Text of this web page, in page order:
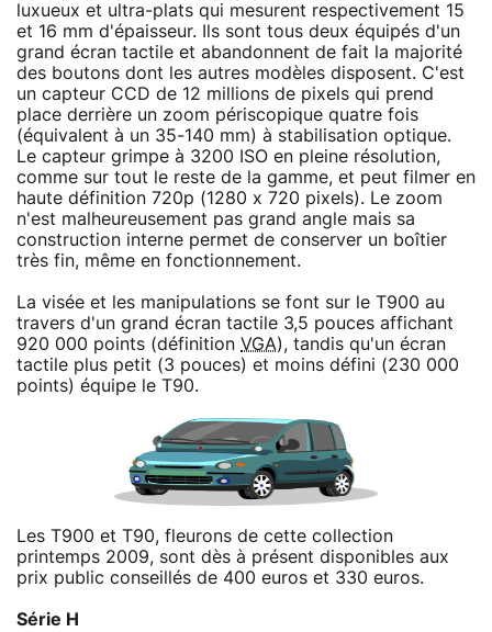
luxueux et ultra-plats qui mesurent respectivement 15
et 16 mm d'épaisseur. Ils sont tous deux équipés d'un
grand écran tactile et abandonnent de fait la majorité
des boutons dont les autres modèles disposent. C'est
un capteur CCD de 12 millions de pixels qui prend
place derrière un zoom périscopique quatre fois
(équivalent à un 35-140 mm) à stabilisation optique.
Le capteur grimpe à 3200 ISO en pleine résolution,
comme sur tout le reste de la gamme, et peut filmer en
haute définition 720p (1280 x 720 pixels). Le zoom
n'est malheureusement pas grand angle mais sa
construction interne permet de conserver un boîtier
très fin, même en fonctionnement.
La visée et les manipulations se font sur le T900 au
travers d'un grand écran tactile 3,5 pouces affichant
920 000 points (définition VGA), tandis qu'un écran
tactile plus petit (3 pouces) et moins défini (230 000
points) équipe le T90.
Les T900 et T90, fleurons de cette collection
printemps 2009, sont dès à présent disponibles aux
prix public conseillés de 400 euros et 330 euros.
Série H